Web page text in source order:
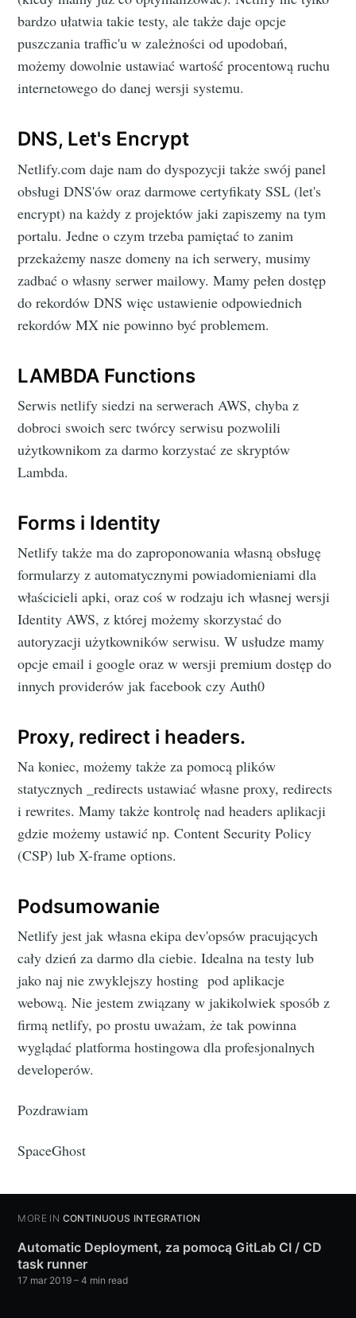
bardzo ułatwia takie testy, ale także daje opcje
puszczania traffic'u w zależności od upodobań,
możemy dowolnie ustawiać wartość procentową ruchu
internetowego do danej wersji systemu.
DNS, Let's Encrypt
Netlify.com daje nam do dyspozycji także swój panel
obsługi DNS'ów oraz darmowe certyfikaty SSL (let's
encrypt) na każdy z projektów jaki zapiszemy na tym
portalu. Jedne o czym trzeba pamiętać to zanim
przekażemy nasze domeny na ich serwery, musimy
zadbać o własny serwer mailowy. Mamy pełen dostęp
do rekordów DNS więc ustawienie odpowiednich
rekordów MX nie powinno być problemem.
LAMBDA Functions
Serwis netlify siedzi na serwerach AWS, chyba z
dobroci swoich serc twórcy serwisu pozwolili
użytkownikom za darmo korzystać ze skryptów
Lambda.
Forms i Identity
Netlify także ma do zaproponowania własną obsługę
formularzy z automatycznymi powiadomieniami dla
właścicieli apki, oraz coś w rodzaju ich własnej wersji
Identity AWS, z której możemy skorzystać do
autoryzacji użytkowników serwisu. W usłudze mamy
opcje email i google oraz w wersji premium dostęp do
innych providerów jak facebook czy Auth0
Proxy, redirect i headers.
Na koniec, możemy także za pomocą plików
statycznych _redirects ustawiać własne proxy, redirects
i rewrites. Mamy także kontrolę nad headers aplikacji
gdzie możemy ustawić np. Content Security Policy
(CSP) lub X-frame options.
Podsumowanie
Netlify jest jak własna ekipa dev'opsów pracujących
cały dzień za darmo dla ciebie. Idealna na testy lub
jako naj nie zwyklejszy hosting pod aplikacje
webową. Nie jestem związany w jakikolwiek sposób z
firmą netlify, po prostu uważam, że tak powinna
wyglądać platforma hostingowa dla profesjonalnych
developerów.
Pozdrawiam
SpaceGhost
MORE IN CONTINUOUS INTEGRATION
Automatic Deployment, za pomocą GitLab CI / CD
task runner
17 mar 2019 – 4 min read